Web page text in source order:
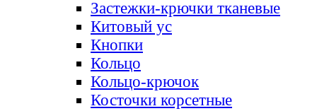
Застежки-крючки тканевые
Китовый ус
Кнопки
Кольцо
Кольцо-крючок
Косточки корсетные